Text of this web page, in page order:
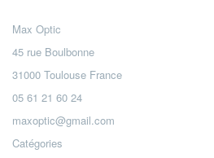
Max Optic
45 rue Boulbonne
31000 Toulouse France
05 61 21 60 24
maxoptic@gmail.com
Catégories